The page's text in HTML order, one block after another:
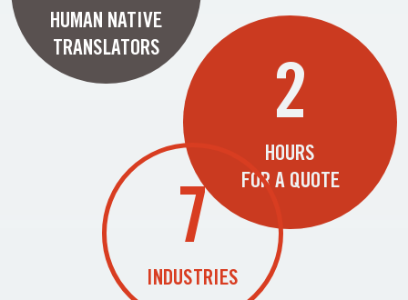
HUMAN NATIVE
TRANSLATORS
2
HOURS
FOR A QUOTE
7
INDUSTRIES